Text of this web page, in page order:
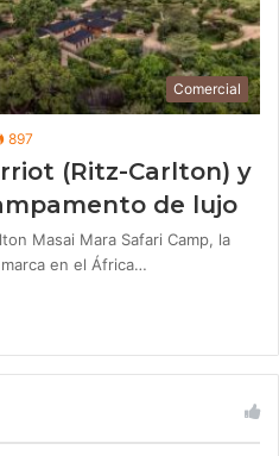
Comercial
897
(Ritz-Carlton) y
de lujo
Masai Mara Safari Camp, la
en el África…